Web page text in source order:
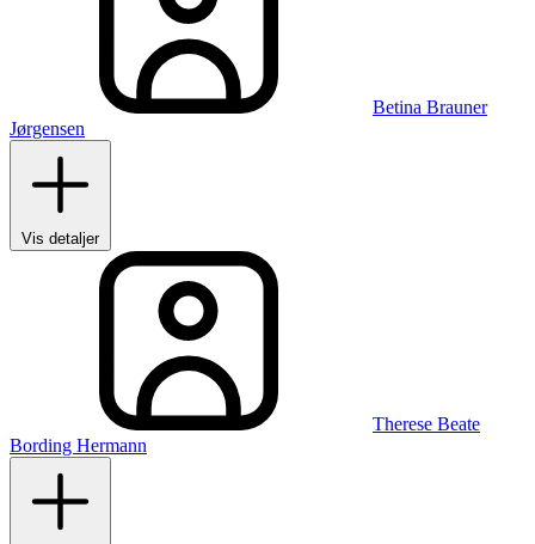
Betina Brauner
Jørgensen
Vis detaljer
Therese Beate
Bording Hermann